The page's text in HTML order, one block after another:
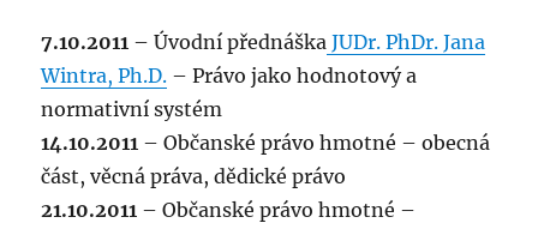
informace
syllabus
7.10.2011 – Úvodní přednáška JUDr. PhDr. Jana
Wintra, Ph.D. – Právo jako hodnotový a
normativní systém
14.10.2011 – Občanské právo hmotné – obecná
část, věcná práva, dědické právo
21.10.2011 – Občanské právo hmotné –